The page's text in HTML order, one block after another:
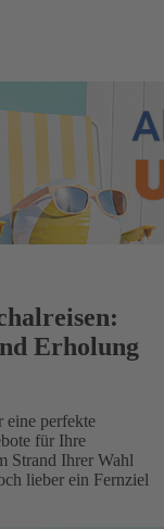
Erholung
eine perfekte
für Ihre
Strand Ihrer Wahl
lieber ein Fernziel